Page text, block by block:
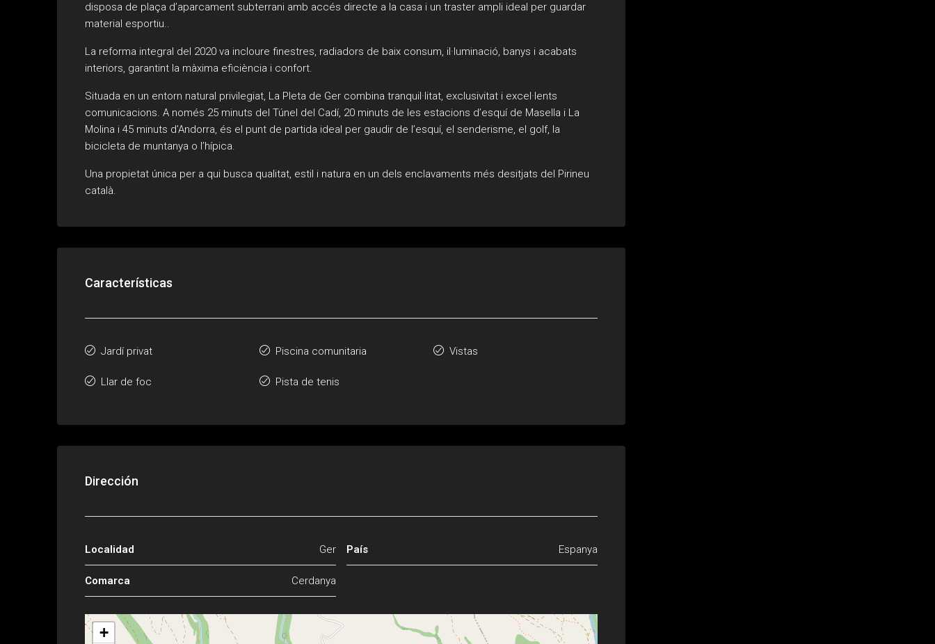
disposa de plaça d’aparcament subterrani amb accés directe a la casa i un traster ampli ideal per guardar
material esportiu..
La reforma integral del 2020 va incloure finestres, radiadors de baix consum, il·luminació, banys i acabats
interiors, garantint la màxima eficiència i confort.
Situada en un entorn natural privilegiat, La Pleta de Ger combina tranquil·litat, exclusivitat i excel·lents
comunicacions. A només 25 minuts del Túnel del Cadí, 20 minuts de les estacions d’esquí de Masella i La
Molina i 45 minuts d’Andorra, és el punt de partida ideal per gaudir de l’esquí, el senderisme, el golf, la
bicicleta de muntanya o l’hípica.
Una propietat única per a qui busca qualitat, estil i natura en un dels enclavaments més desitjats del Pirineu
català.
Características
Jardí privat
Llar de foc
Piscina comunitaria
Pista de tenis
Vistas
Dirección
Localidad Ger
Comarca Cerdanya
País Espanya
+